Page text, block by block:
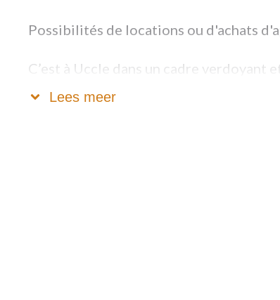
Possibilités de locations ou d'achats
C’est à Uccle dans un cadre verdoyant
et l'Observatoire, que la résidence
Lees meer